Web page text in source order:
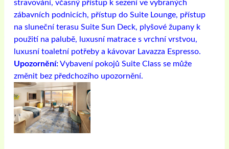
stravování, včasný přístup k sezení ve vybraných
zábavních podnicích, přístup do Suite Lounge, přístup
na sluneční terasu Suite Sun Deck, plyšové župany k
použití na palubě, luxusní matrace s vrchní vrstvou,
luxusní toaletní potřeby a kávovar Lavazza Espresso.
Upozornění:Vybavení pokojů Suite Class se může
změnit bez předchozího upozornění.